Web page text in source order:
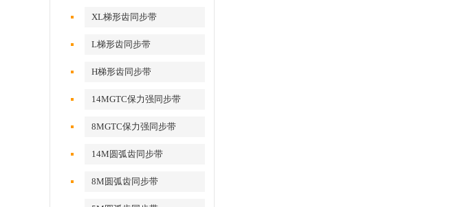
XL梯形齿同步带
L梯形齿同步带
H梯形齿同步带
14MGTC保力强同步带
8MGTC保力强同步带
14M圆弧齿同步带
8M圆弧齿同步带